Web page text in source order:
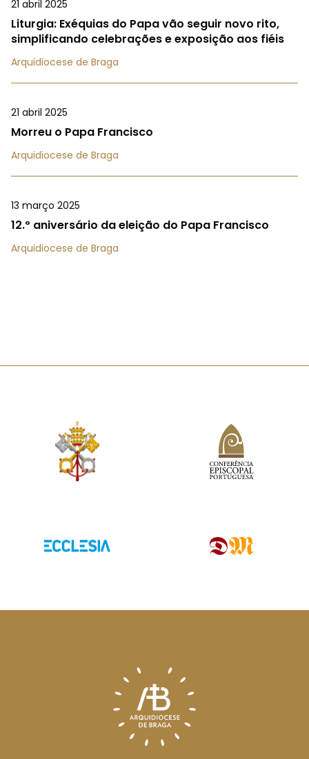
21 abril 2025
Liturgia: Exéquias do Papa vão seguir novo rito,
simplificando celebrações e exposição aos fiéis
Arquidiocese de Braga
21 abril 2025
Morreu o Papa Francisco
Arquidiocese de Braga
13 março 2025
12.º aniversário da eleição do Papa Francisco
Arquidiocese de Braga